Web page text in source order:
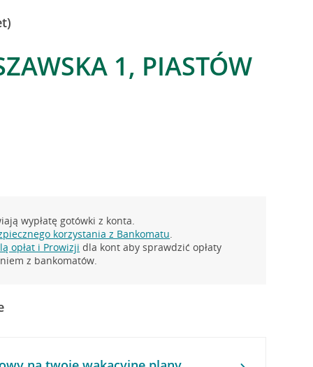
1, PIASTÓW
wypłatę gotówki z konta.
korzystania z Bankomatu.
opłat i Prowizji dla kont aby sprawdzić opłaty
z bankomatów.